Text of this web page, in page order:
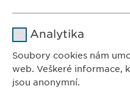
102
Doba použití
Analytika
Soubory cookies nám
web. Veškeré informace,
jsou anonymní.